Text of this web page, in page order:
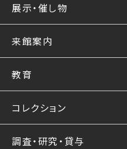
展示・催し物
来館案内
教育
コレクション
調査・研究・貸与